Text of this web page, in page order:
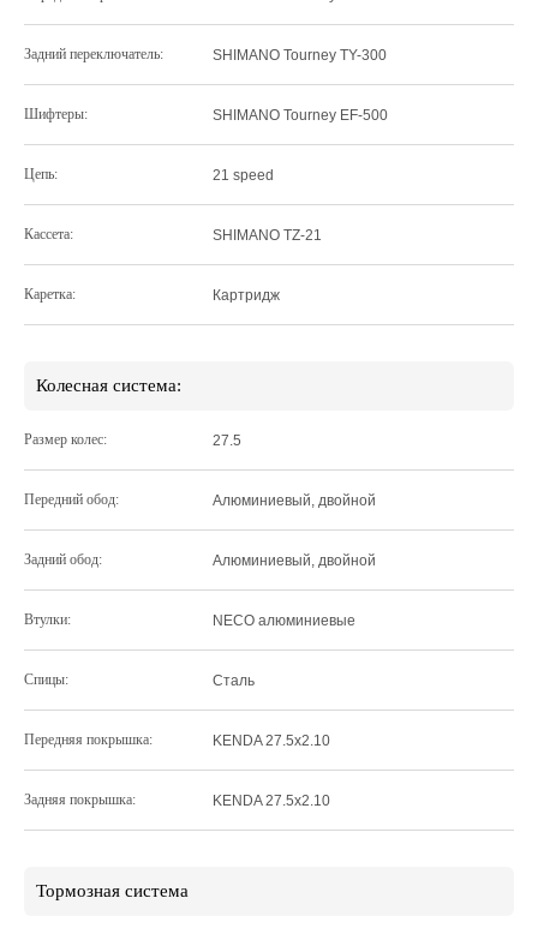
Задний переключатель: SHIMANO Tourney TY-300
Шифтеры: SHIMANO Tourney EF-500
Цепь: 21 speed
Кассета: SHIMANO TZ-21
Каретка: Картридж
Колесная система:
Размер колес: 27.5
Передний обод: Алюминиевый, двойной
Задний обод: Алюминиевый, двойной
Втулки: NECO алюминиевые
Спицы: Сталь
Передняя покрышка: KENDA 27.5x2.10
Задняя покрышка: KENDA 27.5x2.10
Тормозная система